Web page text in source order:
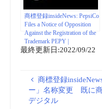
商標登録insideNews: PepsiCo
Files a Notice of Opposition
Against the Registration of the
Trademark PEPY |
lawstreetmedia.com
最終更新日:2022/09/22
商標登録
ー」名称変更 既に
デジタル